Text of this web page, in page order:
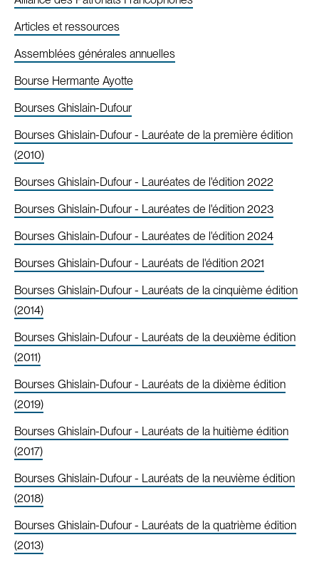
Articles et ressources
Assemblées générales annuelles
Bourse Hermante Ayotte
Bourses Ghislain-Dufour
Bourses Ghislain-Dufour - Lauréate de la première édition
(2010)
Bourses Ghislain-Dufour - Lauréates de l'édition 2022
Bourses Ghislain-Dufour - Lauréates de l'édition 2023
Bourses Ghislain-Dufour - Lauréates de l'édition 2024
Bourses Ghislain-Dufour - Lauréats de l'édition 2021
Bourses Ghislain-Dufour - Lauréats de la cinquième édition
(2014)
Bourses Ghislain-Dufour - Lauréats de la deuxième édition
(2011)
Bourses Ghislain-Dufour - Lauréats de la dixième édition
(2019)
Bourses Ghislain-Dufour - Lauréats de la huitième édition
(2017)
Bourses Ghislain-Dufour - Lauréats de la neuvième édition
(2018)
Bourses Ghislain-Dufour - Lauréats de la quatrième édition
(2013)